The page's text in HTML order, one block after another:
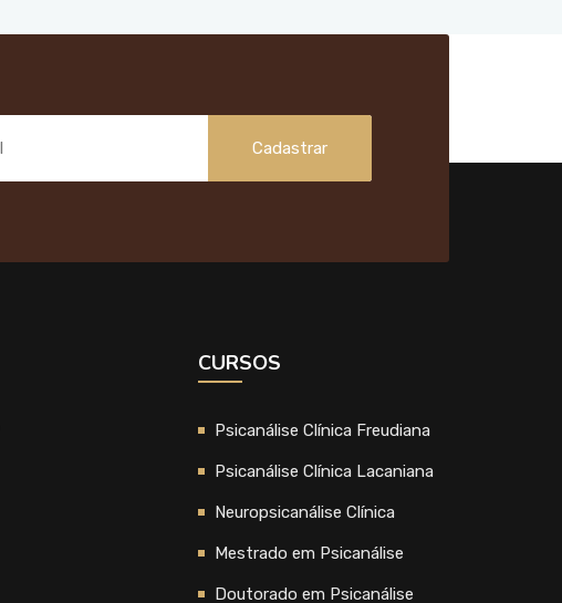
Cadastrar
CURSOS
Psicanálise Clínica Freudiana
Psicanálise Clínica Lacaniana
Neuropsicanálise Clínica
Mestrado em Psicanálise
Doutorado em Psicanálise